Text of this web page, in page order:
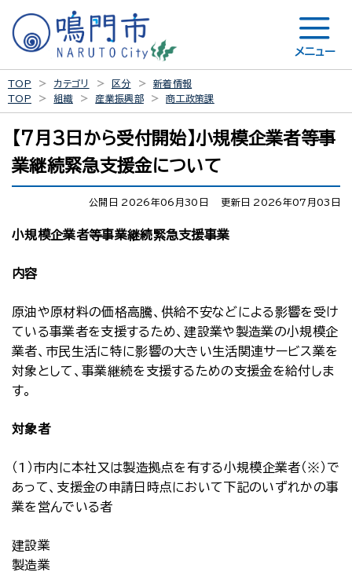
メニュー
TOP カテゴリ 区分
新着情報
TOP
組織 産業振興部 商工政策課
【7月3日から受付開始】小規模企業者等事
業継続緊急支援金について
公開日 2026年06月30日 更新日 2026年07月03日
小規模企業者等事業継続緊急支援事業
内容
原油や原材料の価格高騰、供給不安などによる影響を受け
ている事業者を支援するため、建設業や製造業の小規模企
業者、市民生活に特に影響の大きい生活関連サービス業を
対象として、事業継続を支援するための支援金を給付しま
す。
対象者
（1）市内に本社又は製造拠点を有する小規模企業者（※）で
あって、支援金の申請日時点において下記のいずれかの事
業を営んでいる者
建設業
製造業